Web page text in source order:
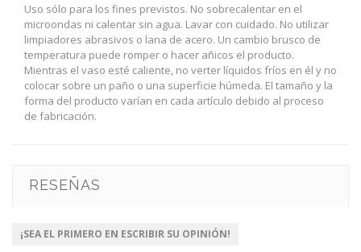
Uso sólo para los fines previstos. No sobrecalentar en el
microondas ni calentar sin agua. Lavar con cuidado. No utilizar
limpiadores abrasivos o lana de acero. Un cambio brusco de
temperatura puede romper o hacer añicos el producto.
Mientras el vaso esté caliente, no verter líquidos fríos en él y no
colocar sobre un paño o una superficie húmeda. El tamaño y la
forma del producto varían en cada artículo debido al proceso
de fabricación.
RESEÑAS
¡SEA EL PRIMERO EN ESCRIBIR SU OPINIÓN!